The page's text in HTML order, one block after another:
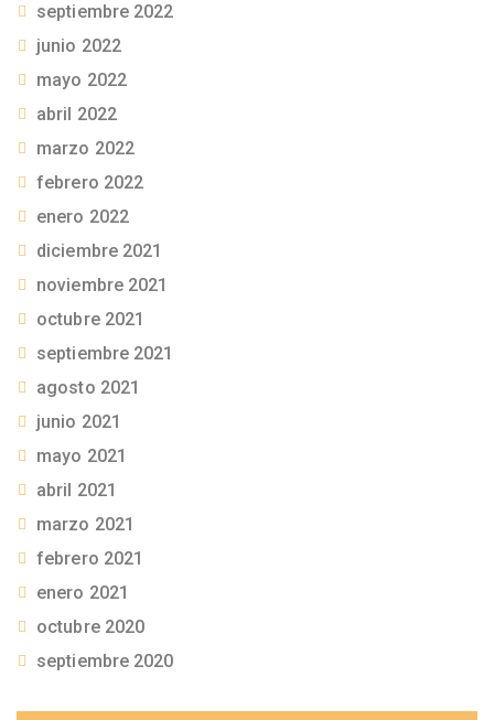
septiembre 2022
junio 2022
mayo 2022
abril 2022
marzo 2022
febrero 2022
enero 2022
diciembre 2021
noviembre 2021
octubre 2021
septiembre 2021
agosto 2021
junio 2021
mayo 2021
abril 2021
marzo 2021
febrero 2021
enero 2021
octubre 2020
septiembre 2020